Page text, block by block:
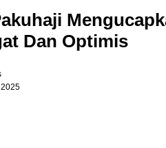
Dan Optimis